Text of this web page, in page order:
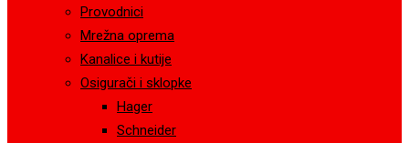
Provodnici
Mrežna oprema
Kanalice i kutije
Osigurači i sklopke
Hager
Schneider